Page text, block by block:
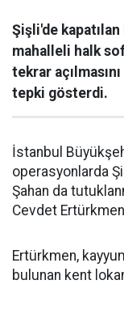
Şişli'de kapatılan
mahalleli halk
tekrar
tepki gösterdi.
İstanbul
operasyonlarda
Şahan da
Cevdet
Ertürkmen,
bulunan kent